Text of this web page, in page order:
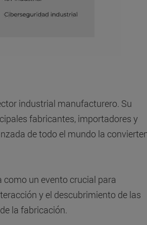
industrial manufacturero. Su
fabricantes, importadores y
de todo el mundo la
un evento crucial para
y el descubrimiento de las
la fabricación.